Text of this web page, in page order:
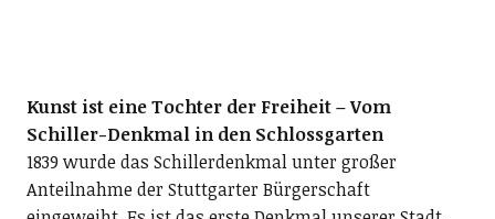
Kunst ist eine Tochter der Freiheit – Vom
Schiller-Denkmal in den Schlossgarten
1839 wurde das Schillerdenkmal unter großer
Anteilnahme der Stuttgarter Bürgerschaft